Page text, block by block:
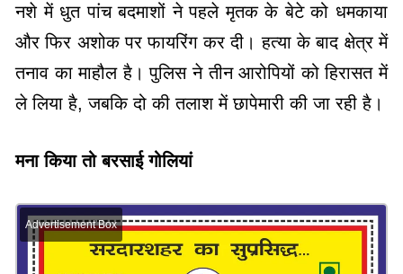
नशे में धुत पांच बदमाशों ने पहले मृतक के बेटे को धमकाया
और फिर अशोक पर फायरिंग कर दी। हत्या के बाद क्षेत्र में
तनाव का माहौल है। पुलिस ने तीन आरोपियों को हिरासत में
ले लिया है, जबकि दो की तलाश में छापेमारी की जा रही है।
मना किया तो बरसाई गोलियां
Advertisement Box